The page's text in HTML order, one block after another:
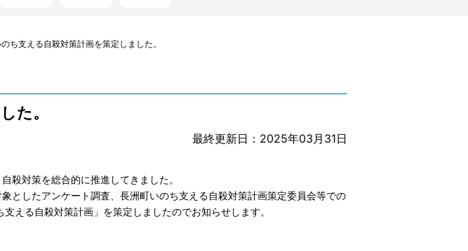
ち支える自殺対策計画を策定しました。
た。
最終更新日：2025年03月31日
殺対策を総合的に推進してきました。
したアンケート調査、長洲町いのち支える自殺対策計画策定委員会等での
える自殺対策計画」を策定しましたのでお知らせします。